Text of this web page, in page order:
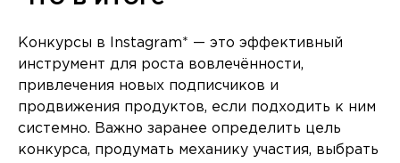
Конкурсы в Instagram* — это эффективный
инструмент для роста вовлечённости,
привлечения новых подписчиков и
продвижения продуктов, если подходить к ним
системно. Важно заранее определить цель
конкурса, продумать механику участия, выбрать